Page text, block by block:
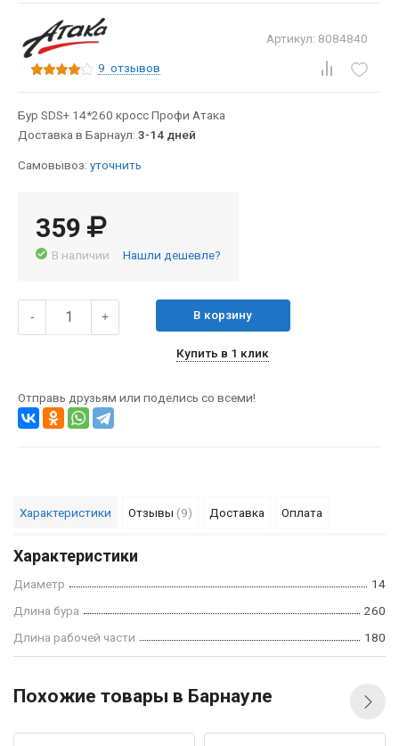
Артикул: 8084840
9 отзывов
Бур SDS+ 14*260 кросс Профи Атака
Доставка в Барнаул: 3-14 дней
Самовывоз: уточнить
359
В наличии Нашли дешевле?
- + В корзину
Купить в 1 клик
Отправь друзьям или поделись со всеми!
Характеристики Отзывы (9) Доставка Оплата
Характеристики
Диаметр
14
Длина бура
260
Длина рабочей части
180
Похожие товары в Барнауле